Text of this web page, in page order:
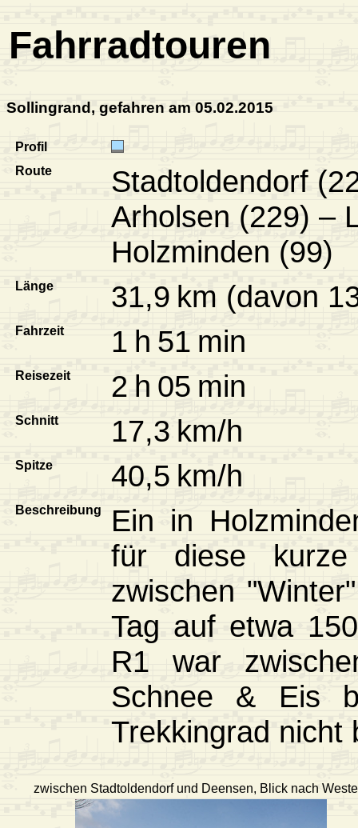
Fahrradtouren
Sollingrand, gefahren am 05.02.2015
Profil
Route
Stadtoldendorf
Arholsen (229) –
Holzminden (99)
Länge 31,9 km (davon
Fahrzeit 1 h 51 min
Reisezeit 2 h 05 min
Schnitt 17,3 km/h
Spitze 40,5 km/h
Beschreibung
Ein in
für diese
zwischen
Tag auf etwa
R1 war
Schnee & Eis
Trekkingrad nicht
zwischen Stadtoldendorf und Deensen, Blick nach